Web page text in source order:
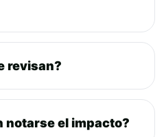
revisan?
notarse el impacto?